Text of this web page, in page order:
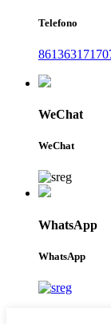
Telefono
WeChat
WeChat
WhatsApp
WhatsApp